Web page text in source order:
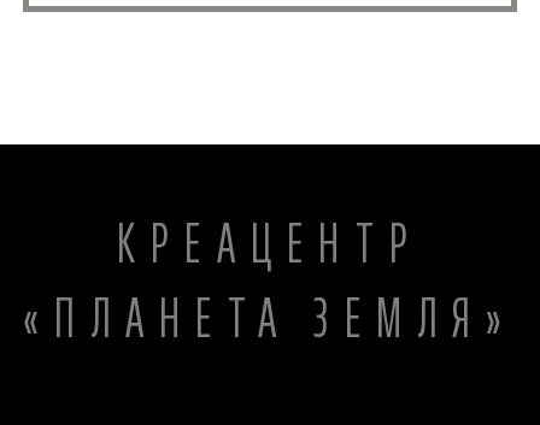
КРЕАЦЕНТР
«ПЛАНЕТА ЗЕМЛЯ»